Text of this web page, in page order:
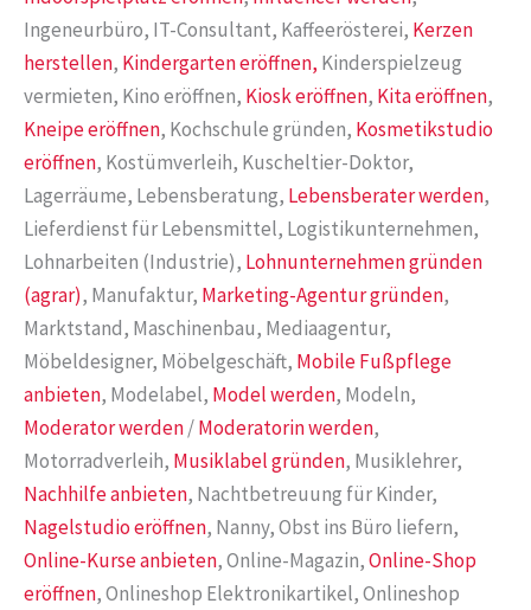
Ingeneurbüro, IT-Consultant, Kaffeerösterei, Kerzen
herstellen, Kindergarten eröffnen, Kinderspielzeug
vermieten, Kino eröffnen, Kiosk eröffnen, Kita eröffnen,
Kneipe eröffnen, Kochschule gründen, Kosmetikstudio
eröffnen, Kostümverleih, Kuscheltier-Doktor,
Lagerräume, Lebensberatung, Lebensberater werden,
Lieferdienst für Lebensmittel, Logistikunternehmen,
Lohnarbeiten (Industrie), Lohnunternehmen gründen
(agrar), Manufaktur, Marketing-Agentur gründen,
Marktstand, Maschinenbau, Mediaagentur,
Möbeldesigner, Möbelgeschäft, Mobile Fußpflege
anbieten, Modelabel, Model werden, Modeln,
Moderator werden/Moderatorin werden,
Motorradverleih, Musiklabel gründen, Musiklehrer,
Nachhilfe anbieten, Nachtbetreuung für Kinder,
Nagelstudio eröffnen, Nanny, Obst ins Büro liefern,
Online-Kurse anbieten, Online-Magazin,Online-Shop
eröffnen, Onlineshop Elektronikartikel, Onlineshop